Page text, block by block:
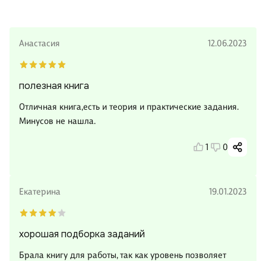
Анастасия 12.06.2023
полезная книга
Отличная книга,есть и теория и практические задания.
Минусов не нашла.
1 0
Екатерина 19.01.2023
хорошая подборка заданий
Брала книгу для работы, так как уровень позволяет